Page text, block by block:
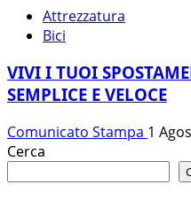
Attrezzatura
Bici
VIVI I TUOI
SEMPLICE E VELOCE
Comunicato Stampa 1
Cerca